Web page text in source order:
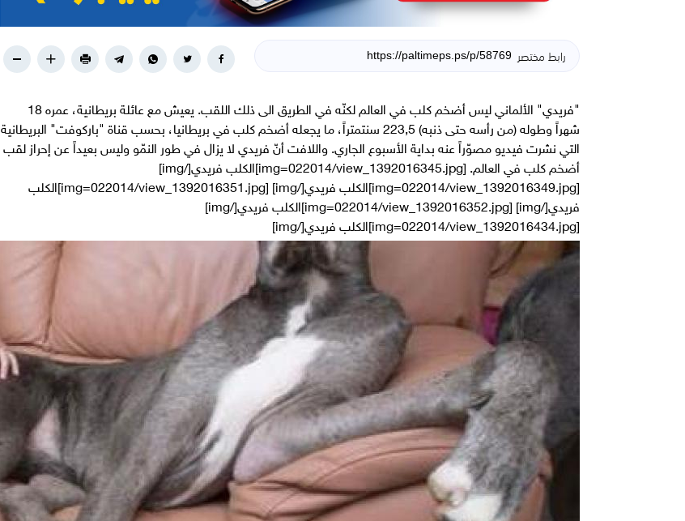
رابط مختصر
"فريدي" الألماني ليس أضخم كلب في العالم لكنّه في الطريق الى ذلك اللقب. يعيش مع عائلة بريطانية، عمره 18
شهراً وطوله (من رأسه حتى ذنبه) 223,5 سنتمتراً، ما يجعله أضخم كلب في بريطانيا، بحسب قناة "باركوفت" البريطانية
التي نشرت فيديو مصوّراً عنه بداية الأسبوع الجاري. واللافت أنّ فريدي لا يزال في طور النمّو وليس بعيداً عن إحراز لقب
أضخم كلب في العالم. [img=022014/view_1392016345.jpg]الكلب فريدي[/img]
[img=022014/view_1392016349.jpg]الكلب فريدي[/img] [img=022014/view_1392016351.jpg]الكلب
فريدي[/img] [img=022014/view_1392016352.jpg]الكلب فريدي[/img]
[img=022014/view_1392016434.jpg]الكلب فريدي[/img]